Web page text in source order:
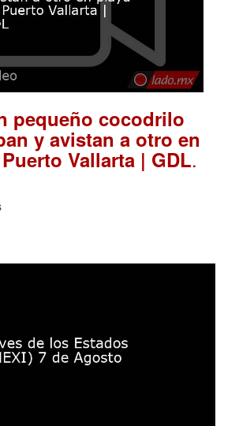
pequeño cocodrilo
y avistan a otro en
Vallarta | GDL.